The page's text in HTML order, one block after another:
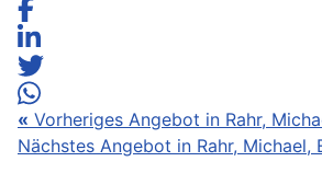
« Vorheriges Angebot in Rahr,
Nächstes Angebot in Rahr, Michael,